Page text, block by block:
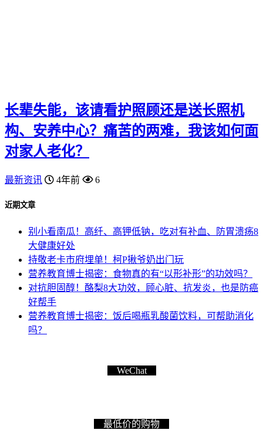
长辈失能，该请看护照顾还是送长照机
构、安养中心？痛苦的两难，我该如何面
对家人老化？
最新资讯 4年前 6
近期文章
别小看南瓜！高纤、高钾低钠，吃对有补血、防胃溃疡8
大健康好处
持敬老卡市府埋单！柯P揪爷奶出门玩
营养教育博士揭密：食物真的有“以形补形”的功效吗？
对抗胆固醇！酪梨8大功效，顾心脏、抗发炎，也是防癌
好帮手
营养教育博士揭密：饭后喝瓶乳酸菌饮料，可帮助消化
吗？
WeChat
最低价的购物